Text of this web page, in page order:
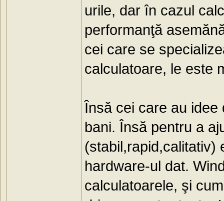
urile, dar în cazul
performanţă
cei care se
calculatoare, le este
Însă cei care au
bani. Însă pentru a
(stabil,rapid,calitativ)
hardware-ul dat.
calculatoarele, şi